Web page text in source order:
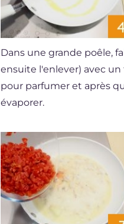
Dans une grande poêle,
ensuite l'enlever) avec
pour parfumer et après
évaporer.